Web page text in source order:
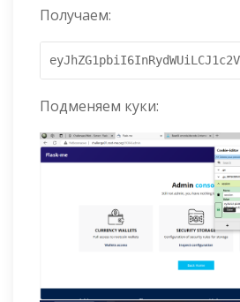
Получаем:
Подменяем куки: